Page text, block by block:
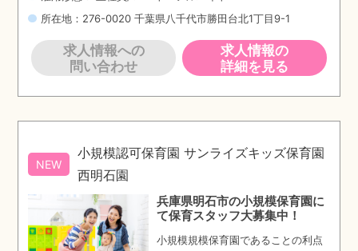
所在地：276-0020 千葉県八千代市勝田台北1丁目9-1
求人情報への
問い合わせ
求人情報の
詳細を見る
NEW
小規模認可保育園 サンライズキッズ保育園
西明石園
兵庫県明石市の小規模保育園に
て保育スタッフ大募集中！
小規模規模保育園であることの利点